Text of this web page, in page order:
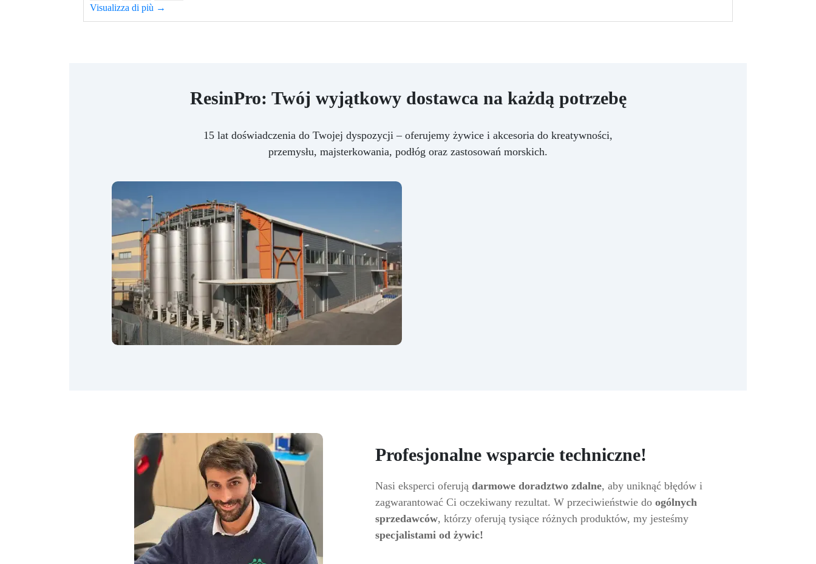
Visualizza di più →
ResinPro: Twój wyjątkowy dostawca na każdą potrzebę
15 lat doświadczenia do Twojej dyspozycji – oferujemy żywice i akcesoria do kreatywności,
przemysłu, majsterkowania, podłóg oraz zastosowań morskich.
Profesjonalne wsparcie techniczne!
Nasi eksperci oferujądarmowe doradztwo zdalne, aby uniknąć błędów i
zagwarantować Ci oczekiwany rezultat. W przeciwieństwie doogólnych
sprzedawców, którzy oferują tysiące różnych produktów, my jesteśmy
specjalistami od żywic!